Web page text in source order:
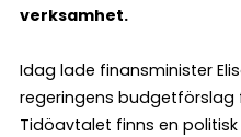
verksamhet.
Idag lade finansminister
regeringens budgetförslag
Tidöavtalet finns en